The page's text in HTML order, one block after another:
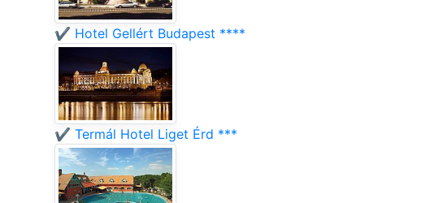
✔️ Hotel Gellért Budapest ****
✔️ Termál Hotel Liget Érd ***